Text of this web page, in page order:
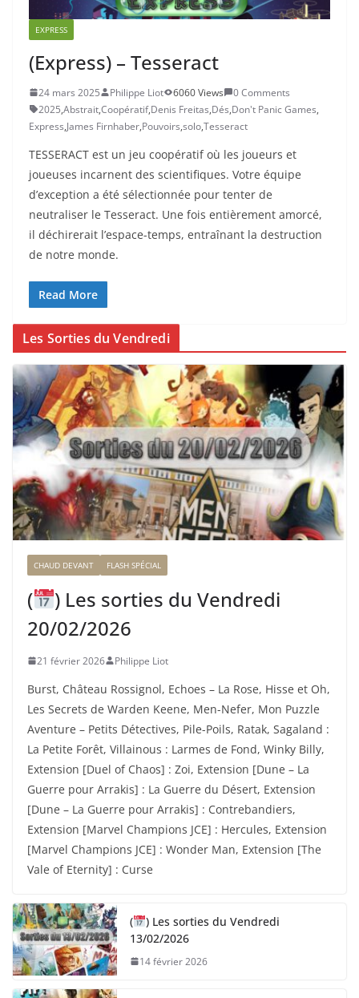
EXPRESS
(Express) – Tesseract
24 mars 2025 Philippe Liot 6060 Views
0 Comments
2025,Abstrait,Coopératif,Denis Freitas,Dés,Don't Panic Games,
Express,James Firnhaber,Pouvoirs,solo,Tesseract
TESSERACT est un jeu coopératif où les joueurs et
joueuses incarnent des scientifiques. Votre équipe
d’exception a été sélectionnée pour tenter de
neutraliser le Tesseract. Une fois entièrement amorcé,
il déchirerait l’espace-temps, entraînant la destruction
de notre monde.
Read More
Les Sorties du Vendredi
CHAUD DEVANT FLASH SPÉCIAL
(
) Les sorties du Vendredi
20/02/2026
21 février 2026 Philippe Liot
Burst, Château Rossignol, Echoes – La Rose, Hisse et Oh,
Les Secrets de Warden Keene, Men-Nefer, Mon Puzzle
Aventure – Petits Détectives, Pile-Poils, Ratak, Sagaland :
La Petite Forêt, Villainous : Larmes de Fond, Winky Billy,
Extension [Duel of Chaos] : Zoi, Extension [Dune – La
Guerre pour Arrakis] : La Guerre du Désert, Extension
[Dune – La Guerre pour Arrakis] : Contrebandiers,
Extension [Marvel Champions JCE] : Hercules, Extension
[Marvel Champions JCE] : Wonder Man, Extension [The
Vale of Eternity] : Curse
(
) Les sorties du Vendredi
13/02/2026
14 février 2026